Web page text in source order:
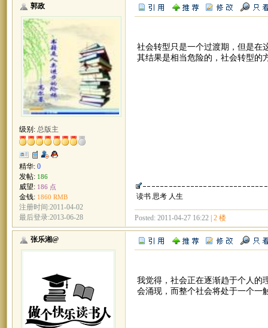
郭政
级别: 总版主
精华: 0
发帖: 186
威望: 186 点
金钱: 1860 RMB
注册时间:2011-04-02
最后登录:2013-06-28
社会转型只是一个过渡期，但是在
其结果是相当危险的，社会转型的
读书 思考 人生
Posted: 2011-04-27 16:22 | 2 楼
张乐湘@
我觉得，社会正在逐渐趋于个人的
会涌现，而整个社会将处于一个一